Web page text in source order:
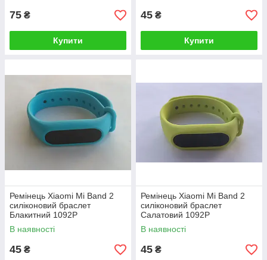
75 ₴
Купити
45 ₴
Купити
Ремінець Xiaomi Mi Band 2
силіконовий браслет
Блакитний 1092P
В наявності
45 ₴
Ремінець Xiaomi Mi Band 2
силіконовий браслет
Салатовий 1092P
В наявності
45 ₴